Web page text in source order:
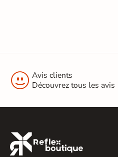
 Avis clients
Découvrez tous les avis
